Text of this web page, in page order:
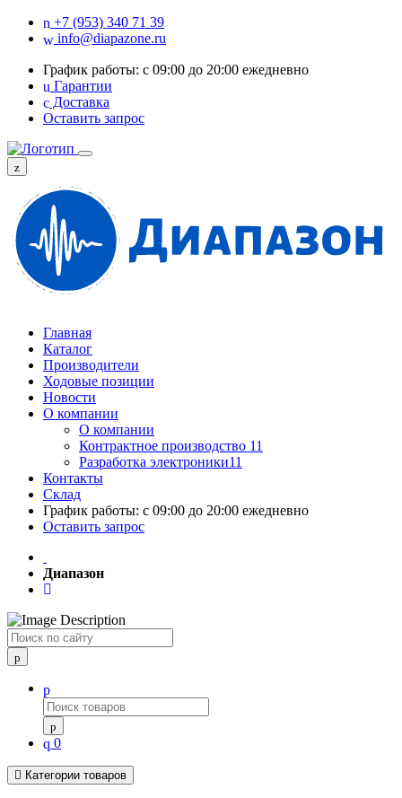
+7 (953) 340 71 39
info@diapazone.ru
График работы: с 09:00 до 20:00 ежедневно
Гарантии
Доставка
Оставить запрос
Главная
Каталог
Производители
Ходовые позиции
Новости
О компании
О компании
Контрактное производство 11
Разработка электроники11
Контакты
Склад
График работы: с 09:00 до 20:00 ежедневно
Оставить запрос
Диапазон
Поиск
0
Категории товаров